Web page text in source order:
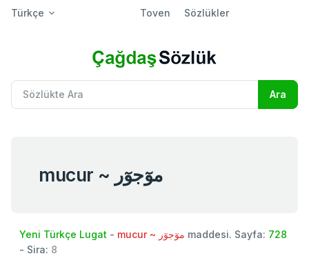
Türkçe Toven Sözlükler
mucur ~ موٓجوٓر
Yeni Türkçe Lugat - mucur ~ موٓجوٓر maddesi. Sayfa: 728
- Sira: 8